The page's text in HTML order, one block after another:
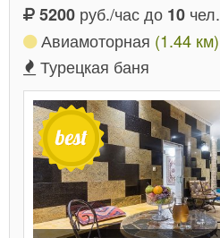
5200 руб./час до 10 чел.
Авиамоторная (1.44 км)
Турецкая баня